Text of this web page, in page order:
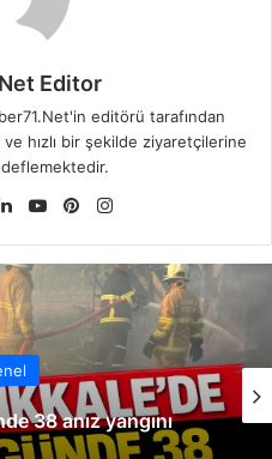
Editor
editörü tarafından
hızlı bir şekilde ziyaretçilerine
Lin
dIn
Yo
ub
e
Pin
est ra
m
38 anız yangını